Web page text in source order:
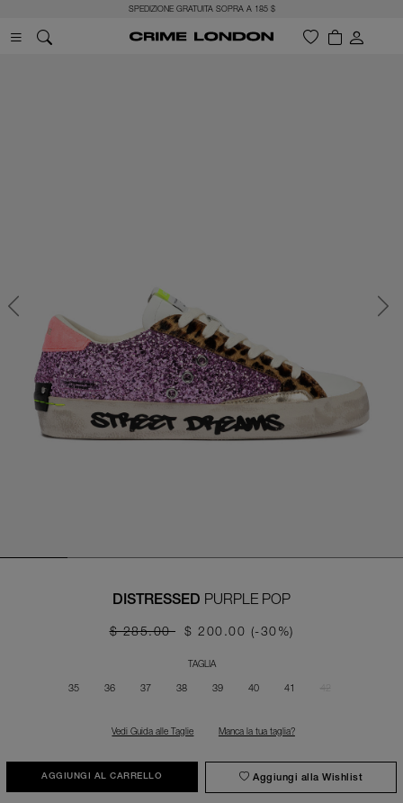
SPEDIZIONE GRATUITA SOPRA A 185 $
Previous Next
DISTRESSED PURPLE POP
$ 285.00 $ 200.00 (-30%)
TAGLIA
35 36 37 38 39 40 41
Vedi Guida alle Taglie Manca la tua taglia?
AGGIUNGI AL CARRELLO Aggiungi alla Wishlist